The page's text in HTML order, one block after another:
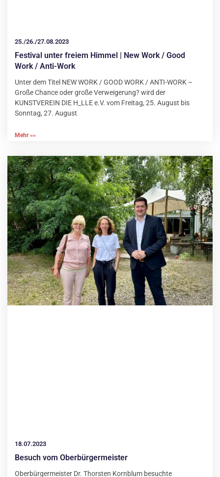
25./26./27.08.2023
Festival unter freiem Himmel | New Work / Good
Work / Anti-Work
Unter dem Titel NEW WORK / GOOD WORK / ANTI-WORK –
Große Chance oder große Verweigerung? wird der
KUNSTVEREIN DIE H_LLE e.V. vom Freitag, 25. August bis
Sonntag, 27. August
Mehr »»
18.07.2023
Besuch vom Oberbürgermeister
Oberbürgermeister Dr. Thorsten Kornblum besuchte